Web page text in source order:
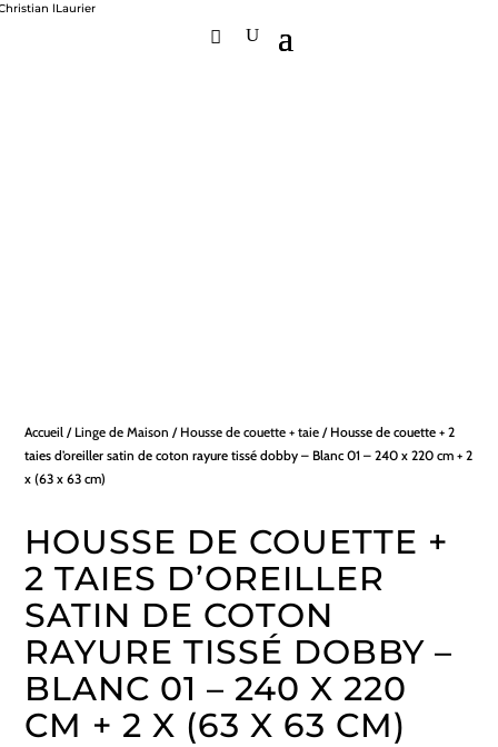
Accueil / Linge de Maison / Housse de couette + taie / Housse de couette + 2
taies d’oreiller satin de coton rayure tissé dobby – Blanc 01 – 240 x 220 cm + 2
x (63 x 63 cm)
HOUSSE DE COUETTE +
2 TAIES D’OREILLER
SATIN DE COTON
RAYURE TISSÉ DOBBY –
BLANC 01 – 240 X 220
CM + 2 X (63 X 63 CM)